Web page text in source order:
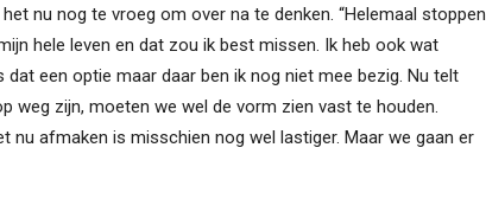
nu nog te vroeg om over na te denken. “Helemaal stoppen
hele leven en dat zou ik best missen. Ik heb ook wat
een optie maar daar ben ik nog niet mee bezig. Nu telt
weg zijn, moeten we wel de vorm zien vast te houden.
nu afmaken is misschien nog wel lastiger. Maar we gaan er